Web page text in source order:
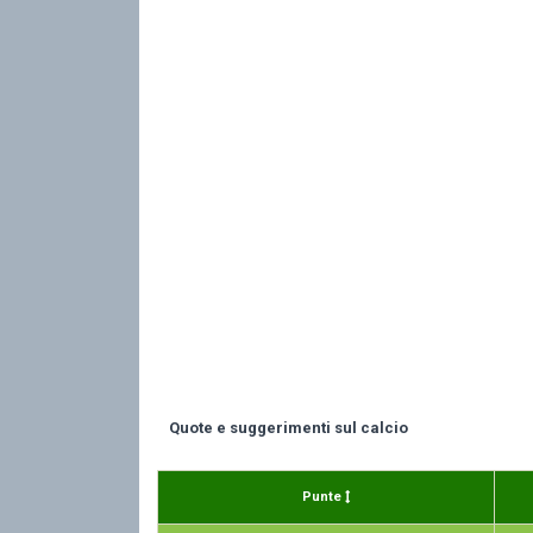
Quote e suggerimenti sul calcio
Punte